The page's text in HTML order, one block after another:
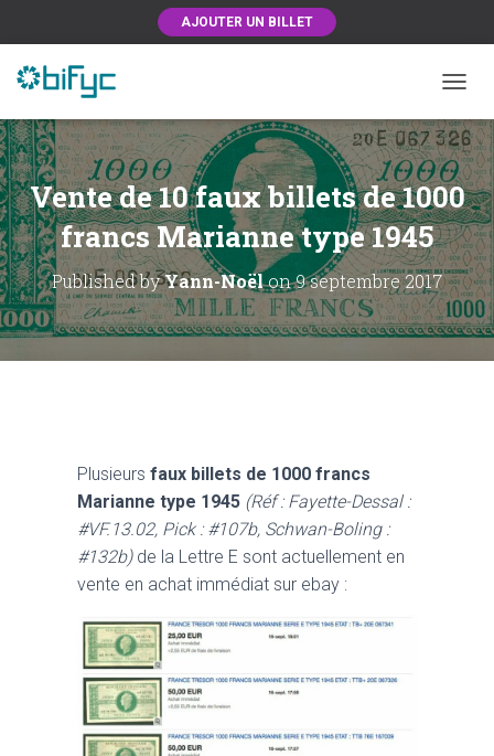
AJOUTER UN BILLET
Vente de 10 faux billets de 1000
francs Marianne type 1945
Published byYann-Noëlon9 septembre 2017
Plusieurs faux billets de 1000 francs
Marianne type 1945 (Réf : Fayette-Dessal :
#VF.13.02, Pick : #107b, Schwan-Boling :
#132b)de la Lettre E sont actuellement en
vente en achat immédiat sur ebay :